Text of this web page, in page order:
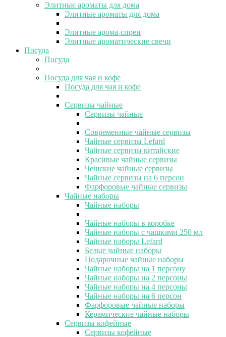
Элитные ароматы для дома
Элитные ароматы для дома
Элитные арома-спреи
Элитные ароматические свечи
Посуда
Посуда
Посуда для чая и кофе
Посуда для чая и кофе
Сервизы чайные
Сервизы чайные
Современные чайные сервизы
Чайные сервизы Lefard
Чайные сервизы китайские
Красивые чайные сервизы
Чешские чайные сервизы
Чайные сервизы на 6 персон
Фарфоровые чайные сервизы
Чайные наборы
Чайные наборы
Чайные наборы в коробке
Чайные наборы с чашками 250 мл
Чайные наборы Lefard
Белые чайные наборы
Подарочные чайные наборы
Чайные наборы на 1 персону
Чайные наборы на 2 персоны
Чайные наборы на 4 персоны
Чайные наборы на 6 персон
Фарфоровые чайные наборы
Керамические чайные наборы
Сервизы кофейные
Сервизы кофейные